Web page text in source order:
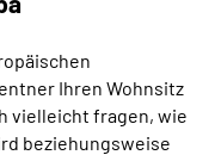
Ihren Wohnsitz
vielleicht fragen, wie
beziehungsweise